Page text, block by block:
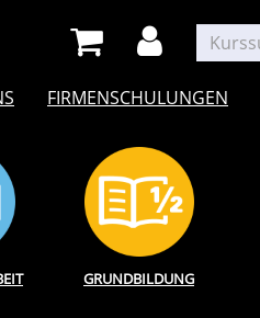
FIRMENSCHULUNGEN
GRUNDBILDUNG